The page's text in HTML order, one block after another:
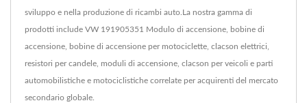
sviluppo e nella produzione di ricambi auto.La nostra gamma di
prodotti include VW 191905351 Modulo di accensione, bobine di
accensione, bobine di accensione per motociclette, clacson elettrici,
resistori per candele, moduli di accensione, clacson per veicoli e parti
automobilistiche e motociclistiche correlate per acquirenti del mercato
secondario globale.